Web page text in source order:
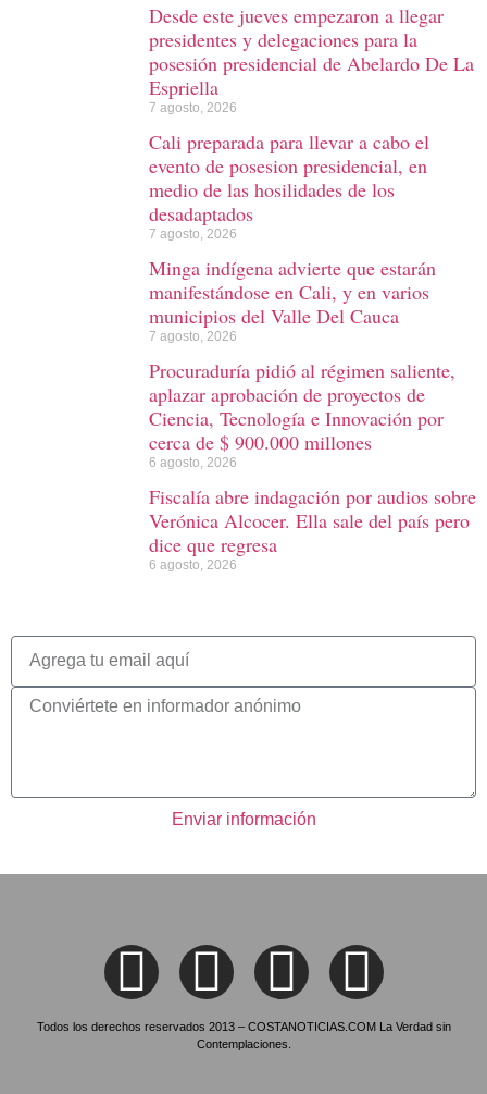
Desde este jueves empezaron a llegar
presidentes y delegaciones para la
posesión presidencial de Abelardo De La
Espriella
7 agosto, 2026
Cali preparada para llevar a cabo el
evento de posesion presidencial, en
medio de las hosilidades de los
desadaptados
7 agosto, 2026
Minga indígena advierte que estarán
manifestándose en Cali, y en varios
municipios del Valle Del Cauca
7 agosto, 2026
Procuraduría pidió al régimen saliente,
aplazar aprobación de proyectos de
Ciencia, Tecnología e Innovación por
cerca de $ 900.000 millones
6 agosto, 2026
Fiscalía abre indagación por audios sobre
Verónica Alcocer. Ella sale del país pero
dice que regresa
6 agosto, 2026
Enviar información
Todos los derechos reservados 2013 – COSTANOTICIAS.COM La Verdad sin
Contemplaciones.